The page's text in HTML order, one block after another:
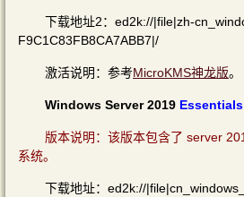
下载地址2：ed2k://|file|zh-
F9C1C83FB8CA7ABB7|/
激活说明：参考MicroKMS神龙版。
Windows Server 2019
版本说明：该版本包含了 server
系统。
下载地址：ed2k://